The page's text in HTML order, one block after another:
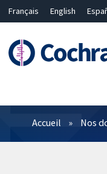
Français English
Filtres
Accueil Nos